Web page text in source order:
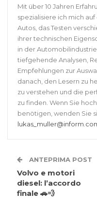
Mit über 10 Jahren
spezialisiere ich mich
Autos, das Testen
ihrer technischen
in der
tiefgehende Analysen,
Empfehlungen zur
danach, den Lesern zu
zu verstehen und die
zu finden. Wenn Sie
benötigen, wenden Sie
ANTEPRIMA POST
Volvo e motori
diesel: l’accordo
finale 🚗💨